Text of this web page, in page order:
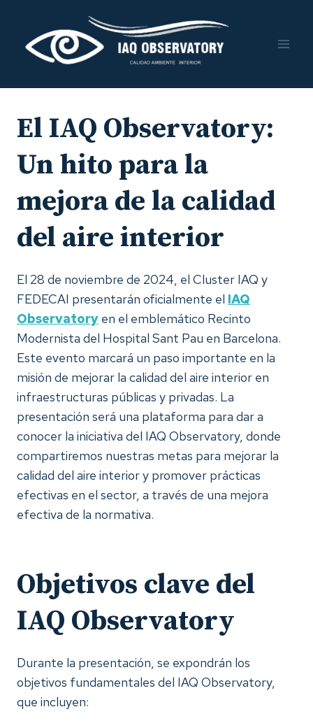
contenido
El IAQ Observatory:
Un hito para la
mejora de la calidad
del aire interior
El 28 de noviembre de 2024, el Cluster IAQ y
FEDECAI presentarán oficialmente el IAQ
Observatory en el emblemático Recinto
Modernista del Hospital Sant Pau en Barcelona.
Este evento marcará un paso importante en la
misión de mejorar la calidad del aire interior en
infraestructuras públicas y privadas. La
presentación será una plataforma para dar a
conocer la iniciativa del IAQ Observatory, donde
compartiremos nuestras metas para mejorar la
calidad del aire interior y promover prácticas
efectivas en el sector, a través de una mejora
efectiva de la normativa.
Objetivos clave del
IAQ Observatory
Durante la presentación, se expondrán los
objetivos fundamentales del IAQ Observatory,
que incluyen: